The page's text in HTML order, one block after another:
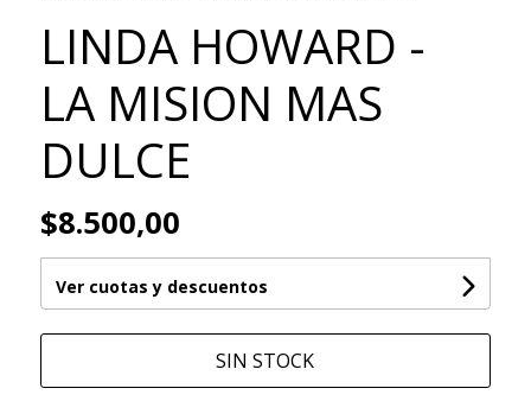
LINDA HOWARD -
LA MISION MAS
DULCE
$8.500,00
Ver cuotas y descuentos
SIN STOCK